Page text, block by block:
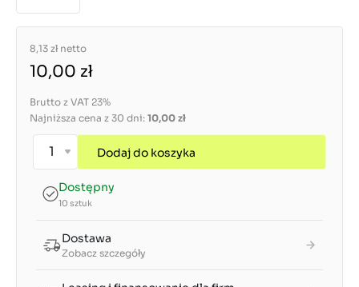
8,13 zł netto
10,00 zł
Brutto z VAT 23%
Najniższa cena z 30 dni: 10,00 zł
Dodaj do koszyka
Dostępny
10 sztuk
Dostawa
Zobacz szczegóły